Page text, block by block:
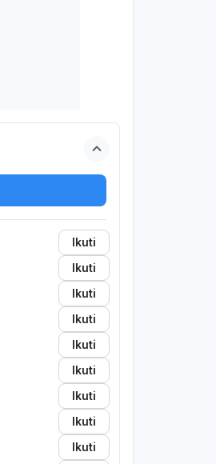
Ikuti
Ikuti
Ikuti
Ikuti
Ikuti
Ikuti
Ikuti
Ikuti
Ikuti